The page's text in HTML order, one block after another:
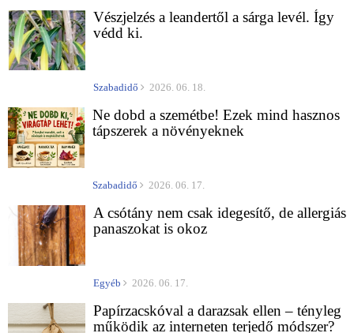
Vészjelzés a leandertől a sárga levél. Így
védd ki.
Szabadidő 2026. 06. 18.
Ne dobd a szemétbe! Ezek mind hasznos
tápszerek a növényeknek
Szabadidő 2026. 06. 17.
A csótány nem csak idegesítő, de allergiás
panaszokat is okoz
Egyéb 2026. 06. 17.
Papírzacskóval a darazsak ellen – tényleg
működik az interneten terjedő módszer?